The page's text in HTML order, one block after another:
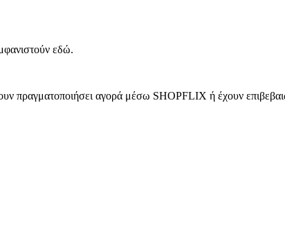
εδώ.
πραγματοποιήσει αγορά μέσω SHOPFLIX ή έχουν